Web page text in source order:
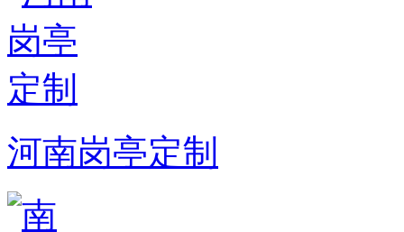
河南岗亭定制